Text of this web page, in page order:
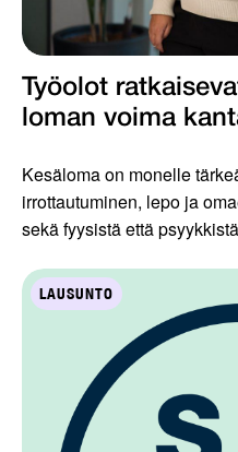
Työolot
loman voima
Kesäloma on monelle
irrottautuminen, lepo ja
sekä fyysistä että
LAUSUNTO